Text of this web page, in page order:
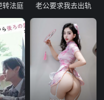
转法庭 老公要求我去出轨